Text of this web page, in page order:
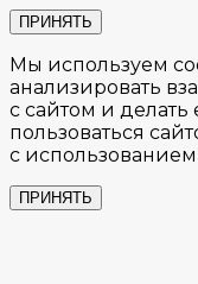
ПРИНЯТЬ
Мы используем
анализировать
с сайтом и
пользоваться
с
ПРИНЯТЬ